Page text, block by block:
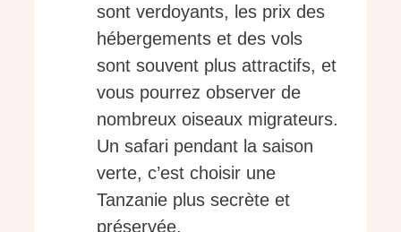
sont verdoyants, les prix des
hébergements et des vols
sont souvent plus attractifs, et
vous pourrez observer de
nombreux oiseaux migrateurs.
Un safari pendant la saison
verte, c’est choisir une
Tanzanie plus secrète et
préservée.